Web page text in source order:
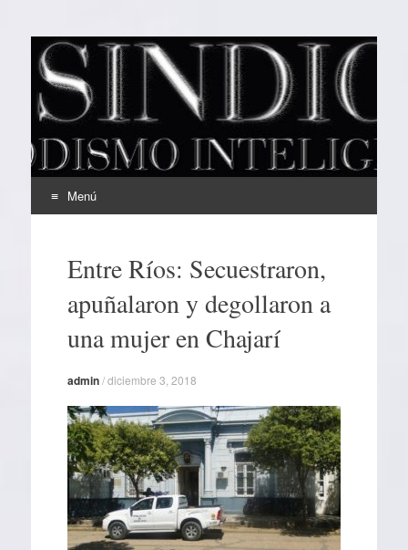
EL SINDICAL
Periodismo Inteligente
Menú
contenidoEntre Ríos: Secuestraron,
apuñalaron y degollaron a
una mujer en Chajarí
admin/diciembre 3, 2018